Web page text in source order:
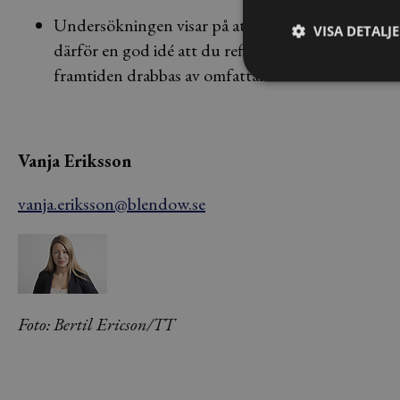
Undersökningen visar på att många företag
därför en god idé att du reflekterar kring hur
framtiden drabbas av omfattande skador som tar
Vanja Eriksson
vanja.eriksson@blendow.se
Foto: Bertil Ericson/TT
VISA